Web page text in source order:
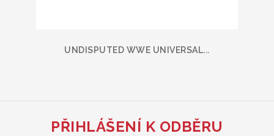
UNDISPUTED WWE UNIVERSAL...
PŘIHLÁŠENÍ K ODBĚRU